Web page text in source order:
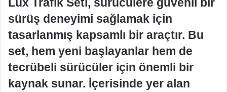
sürüş deneyimi sağlamak için
tasarlanmış kapsamlı bir araçtır. Bu
set, hem yeni başlayanlar hem de
tecrübeli sürücüler için önemli bir
kaynak sunar. İçerisinde yer alan